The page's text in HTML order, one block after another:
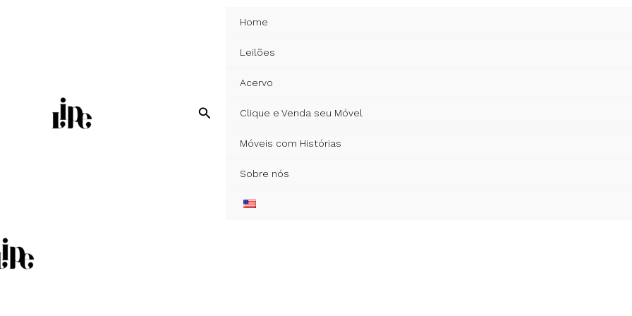
Pesquisar
Home
Leilões
Acervo
Clique e Venda seu Móvel
Móveis com Histórias
Sobre nós